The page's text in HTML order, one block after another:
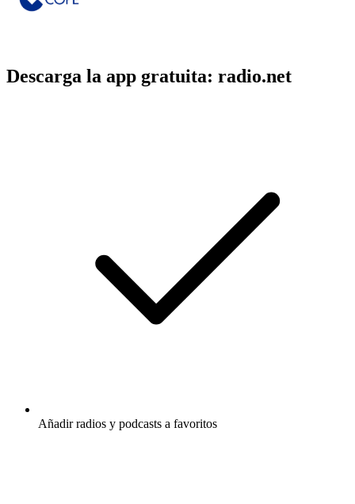
Descarga la app gratuita: radio.net
Añadir radios y podcasts a favoritos